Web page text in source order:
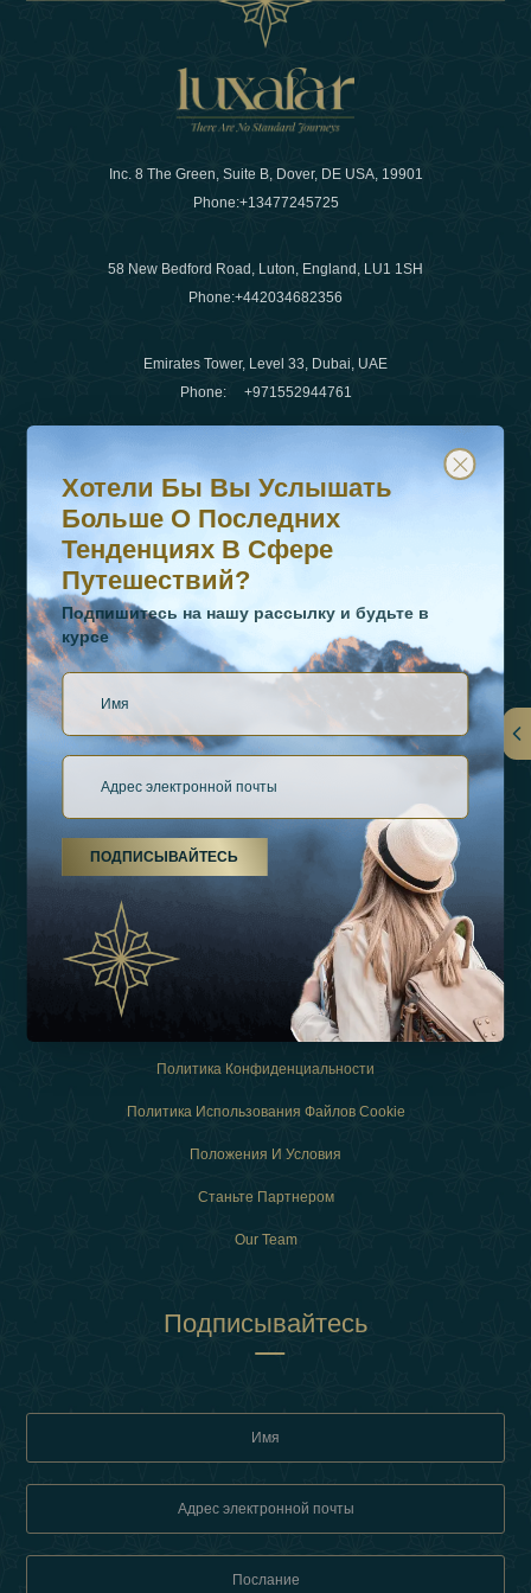
Inc. 8 The Green, Suite B, Dover, DE USA, 19901
Phone:+13477245725
58 New Bedford Road, Luton, England, LU1 1SH
Phone:+442034682356
Emirates Tower, Level 33, Dubai, UAE
Phone: +971552944761
WhatsApp Нет :+442034682356
+971552944761
О Нас
Виды Отдыха
Связаться
Политика Конфиденциальности
Политика Использования Файлов Cookie
Положения И Условия
Станьте Партнером
Our Team
Подписывайтесь
Хотели бы вы услышать больше о последних
Подпишитесь на нашу рассылку и будьте в курсе
Хотели Бы Вы Услышать
Больше О Последних
Тенденциях В Сфере
Путешествий?
Подпишитесь на нашу рассылку и будьте в
курсе
ПОДПИСЫВАЙТЕСЬ